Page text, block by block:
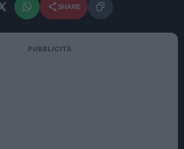
SHARE
PUBBLICITÀ